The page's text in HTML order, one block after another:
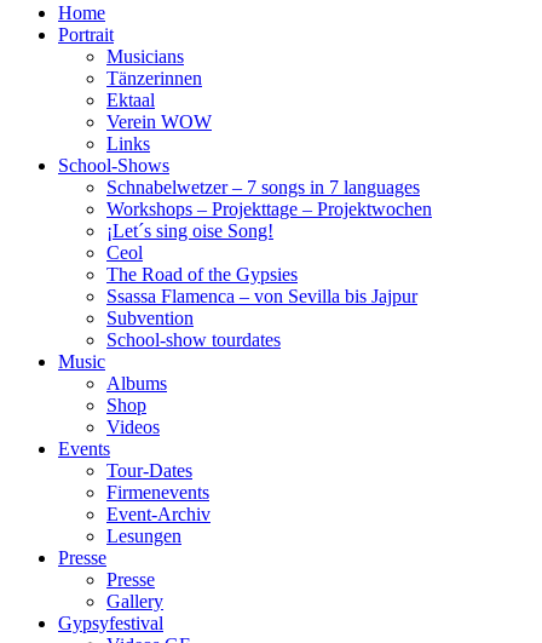
Home
Portrait
Musicians
Tänzerinnen
Ektaal
Verein WOW
Links
School-Shows
Schnabelwetzer – 7 songs in 7 languages
Workshops – Projekttage – Projektwochen
¡Let´s sing oise Song!
Ceol
The Road of the Gypsies
Ssassa Flamenca – von Sevilla bis Jajpur
Subvention
School-show tourdates
Music
Albums
Shop
Videos
Events
Tour-Dates
Firmenevents
Event-Archiv
Lesungen
Presse
Presse
Gallery
Gypsyfestival